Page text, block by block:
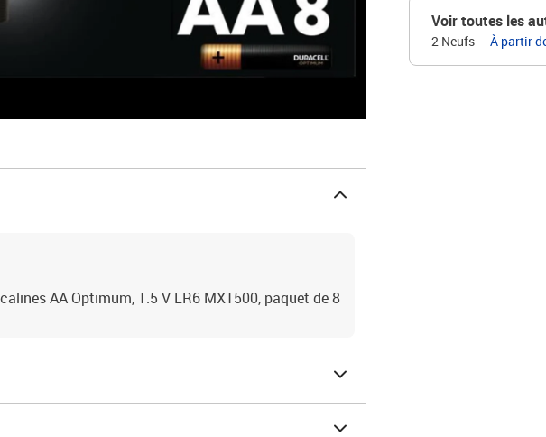
Voir toutes les
2 Neufs —À partir
AA Optimum, 1.5 V LR6 MX1500, paquet de 8